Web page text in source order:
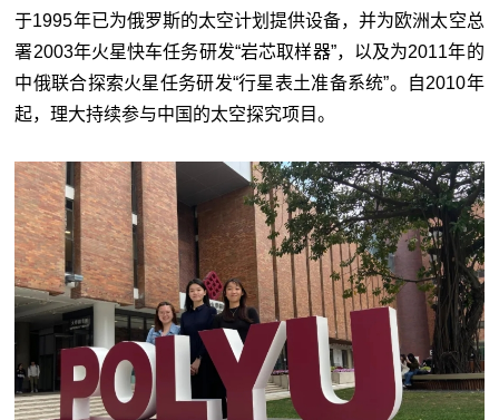
于1995年已为俄罗斯的太空计划提供设备，并为欧洲太空总
署2003年火星快车任务研发“岩芯取样器”，以及为2011年的
中俄联合探索火星任务研发“行星表土准备系统”。自2010年
起，理大持续参与中国的太空探究项目。